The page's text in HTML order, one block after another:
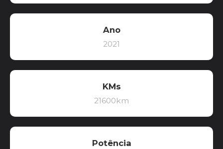
Ano
2021
KMs
21600km
Potência